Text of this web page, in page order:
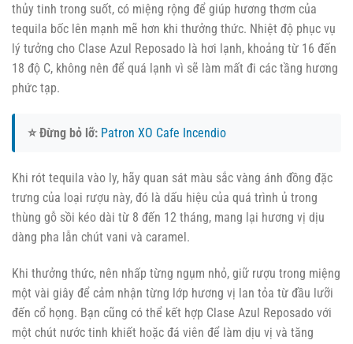
thủy tinh trong suốt, có miệng rộng để giúp hương thơm của
tequila bốc lên mạnh mẽ hơn khi thưởng thức. Nhiệt độ phục vụ
lý tưởng cho Clase Azul Reposado là hơi lạnh, khoảng từ 16 đến
18 độ C, không nên để quá lạnh vì sẽ làm mất đi các tầng hương
phức tạp.
⭐ Đừng bỏ lỡ: Patron XO Cafe Incendio
Khi rót tequila vào ly, hãy quan sát màu sắc vàng ánh đồng đặc
trưng của loại rượu này, đó là dấu hiệu của quá trình ủ trong
thùng gỗ sồi kéo dài từ 8 đến 12 tháng, mang lại hương vị dịu
dàng pha lẫn chút vani và caramel.
Khi thưởng thức, nên nhấp từng ngụm nhỏ, giữ rượu trong miệng
một vài giây để cảm nhận từng lớp hương vị lan tỏa từ đầu lưỡi
đến cổ họng. Bạn cũng có thể kết hợp Clase Azul Reposado với
một chút nước tinh khiết hoặc đá viên để làm dịu vị và tăng